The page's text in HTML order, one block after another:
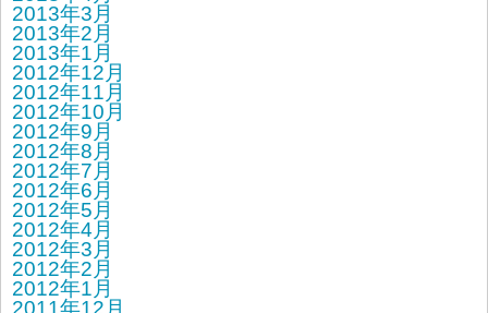
2013年3月
2013年2月
2013年1月
2012年12月
2012年11月
2012年10月
2012年9月
2012年8月
2012年7月
2012年6月
2012年5月
2012年4月
2012年3月
2012年2月
2012年1月
2011年12月